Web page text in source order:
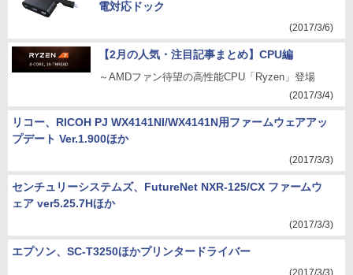
電対応ドック
(2017/3/6)
【2月の人気・注目記事まとめ】CPU編
～AMDファン待望の高性能CPU「Ryzen」登場
(2017/3/4)
リコー、RICOH PJ WX4141NI/WX4141N用ファームウェアアッ
プデート Ver.1.900ほか
(2017/3/3)
センチュリーシステムズ、FutureNet NXR-125/CX ファームウ
ェア ver5.25.7Hほか
(2017/3/3)
エプソン、SC-T3250ほかプリンタードライバー
(2017/3/3)